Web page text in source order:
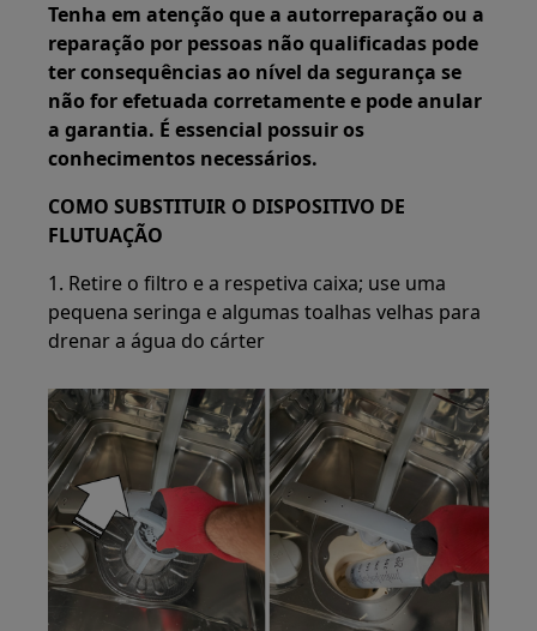
Tenha em atenção que a autorreparação ou a
reparação por pessoas não qualificadas pode
ter consequências ao nível da segurança se
não for efetuada corretamente e pode anular
a garantia. É essencial possuir os
conhecimentos necessários.
COMO SUBSTITUIR O DISPOSITIVO DE
FLUTUAÇÃO
1. Retire o filtro e a respetiva caixa; use uma
pequena seringa e algumas toalhas velhas para
drenar a água do cárter